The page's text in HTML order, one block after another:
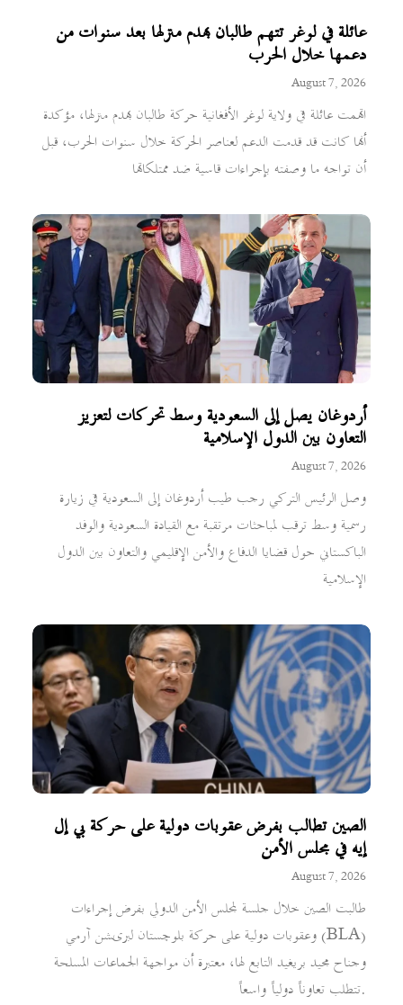
عائلة في لوغر تتهم طالبان بهدم منزلها بعد سنوات من
دعمها خلال الحرب
August 7, 2026
اتهمت عائلة في ولاية لوغر الأفغانية حركة طالبان بهدم منزلها، مؤكدة
أنها كانت قد قدمت الدعم لعناصر الحركة خلال سنوات الحرب، قبل
أن تواجه ما وصفته بإجراءات قاسية ضد ممتلكاتها
أردوغان يصل إلى السعودية وسط تحركات لتعزيز
التعاون بين الدول الإسلامية
August 7, 2026
وصل الرئيس التركي رجب طيب أردوغان إلى السعودية في زيارة
رسمية وسط ترقب لمباحثات مرتقبة مع القيادة السعودية والوفد
الباكستاني حول قضايا الدفاع والأمن الإقليمي والتعاون بين الدول
الإسلامية
الصين تطالب بفرض عقوبات دولية على حركة بي إل
إيه في مجلس الأمن
August 7, 2026
طالبت الصين خلال جلسة لمجلس الأمن الدولي بفرض إجراءات
وعقوبات دولية على حركة بلوچستان لبریشن آرمي (BLA)
وجناح مجيد بريغيد التابع لها، معتبرة أن مواجهة الجماعات المسلحة
تتطلب تعاوناً دولياً واسعاً.